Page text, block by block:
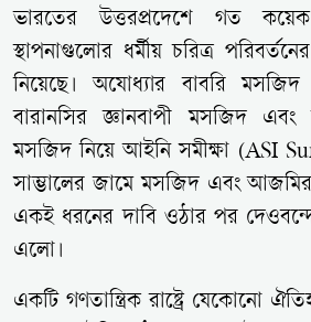
ভারতের উত্তরপ্রদেশে গত
স্থাপনাগুলোর ধর্মীয় চরিত্র
নিয়েছে। অযোধ্যার বাবরি
বারানসির জ্ঞানবাপী মসজিদ
মসজিদ নিয়ে আইনি সমীক্ষা (ASI
সাম্ভালের জামে মসজিদ এবং
একই ধরনের দাবি ওঠার পর
এলো।
একটি গণতান্ত্রিক রাষ্ট্রে যেকোনো